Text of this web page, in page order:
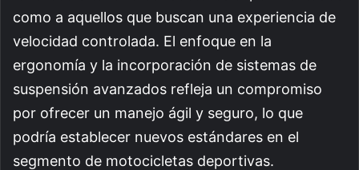
como a aquellos que buscan una experiencia de
velocidad controlada. El enfoque en la
ergonomía y la incorporación de sistemas de
suspensión avanzados refleja un compromiso
por ofrecer un manejo ágil y seguro, lo que
podría establecer nuevos estándares en el
segmento de motocicletas deportivas.